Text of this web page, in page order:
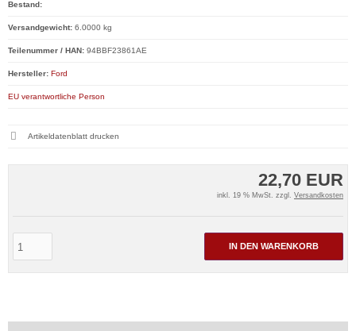
22,70 EUR
inkl. 19 % MwSt. zzgl. Versandkosten
IN DEN WARENKORB
Bestand:
Versandgewicht: 6.0000 kg
Teilenummer / HAN: 94BBF23861AE
Hersteller: Ford
EU verantwortliche Person
Artikeldatenblatt drucken